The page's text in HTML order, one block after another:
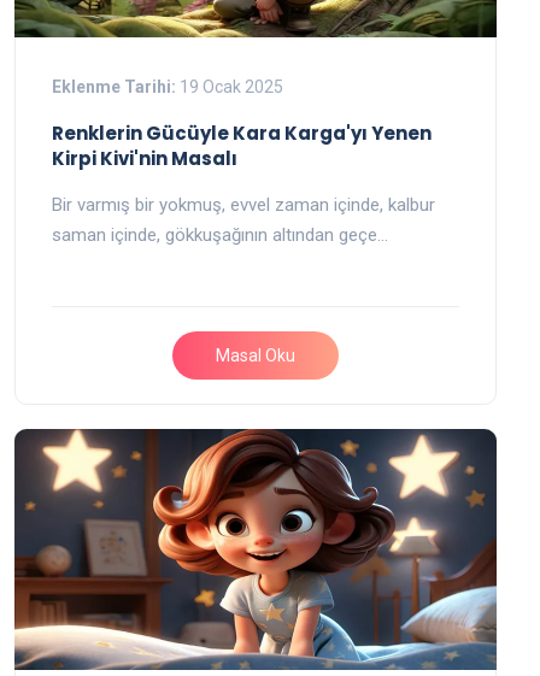
Eklenme Tarihi: 19 Ocak 2025
Renklerin Gücüyle Kara Karga'yı Yenen
Kirpi Kivi'nin Masalı
Bir varmış bir yokmuş, evvel zaman içinde, kalbur
saman içinde, gökkuşağının altından geçe…
Masal Oku